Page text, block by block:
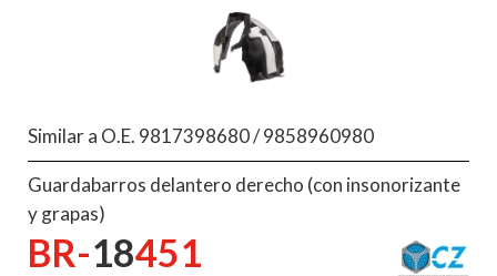
Similar a O.E. 9817398680 / 9858960980
Guardabarros delantero derecho (con insonorizante
y grapas)
BR-18451